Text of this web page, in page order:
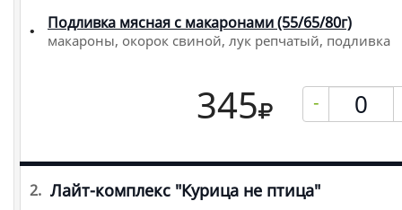
Подливка мясная с макаронами (55/65/80г)
макароны, окорок свиной, лук репчатый, подливка
345 -
2. Лайт-комплекс "Курица не птица"